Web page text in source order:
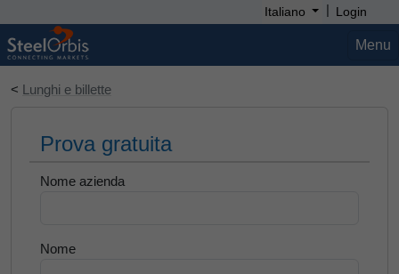
Italiano | Login
Menu
< Lunghi e billette
Prova gratuita
Nome azienda
Nome